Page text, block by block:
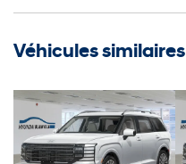
Véhicules similaires